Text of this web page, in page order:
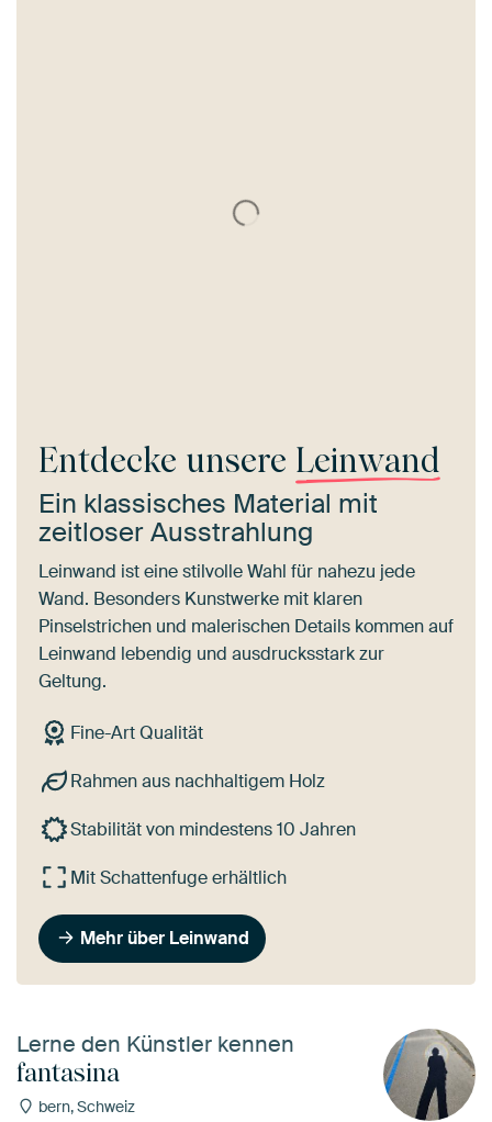
Entdecke unsere Leinwand
Ein klassisches Material mit
zeitloser Ausstrahlung
Leinwand ist eine stilvolle Wahl für nahezu jede
Wand. Besonders Kunstwerke mit klaren
Pinselstrichen und malerischen Details kommen auf
Leinwand lebendig und ausdrucksstark zur
Geltung.
Fine-Art Qualität
Rahmen aus nachhaltigem Holz
Stabilität von mindestens 10 Jahren
Mit Schattenfuge erhältlich
Mehr über Leinwand
Lerne den Künstler kennen
fantasina
bern, Schweiz